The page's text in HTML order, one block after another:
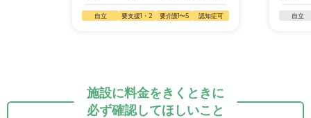
自立 要支援1・2 要介護1〜5 認知症可 自立
施設に料金をきくときに
必ず確認してほしいこと